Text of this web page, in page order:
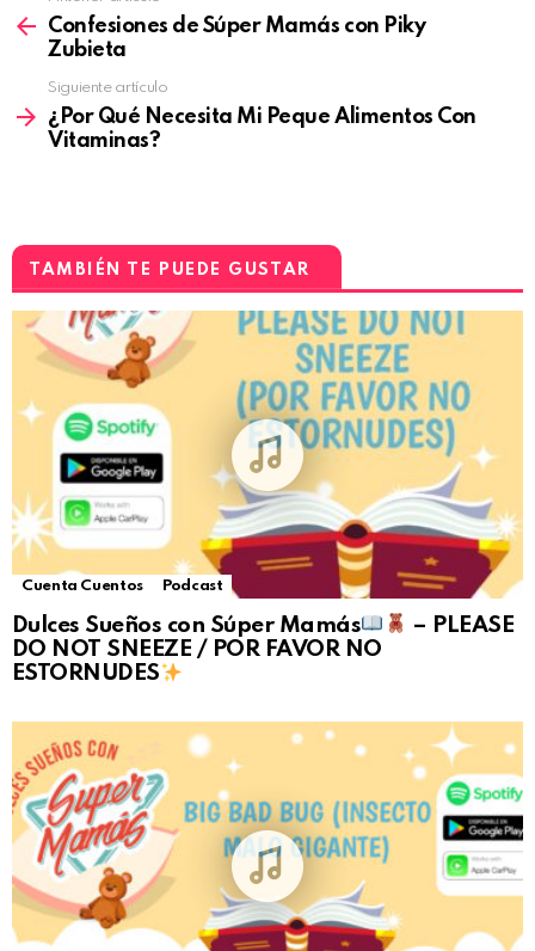
Confesiones de Súper Mamás con Piky
Zubieta
Siguiente artículo
¿Por Qué Necesita Mi Peque Alimentos Con
Vitaminas?
TAMBIÉN TE PUEDE GUSTAR
Cuenta Cuentos Podcast
Dulces Sueños con Súper Mamás
– PLEASE
DO NOT SNEEZE / POR FAVOR NO
ESTORNUDES